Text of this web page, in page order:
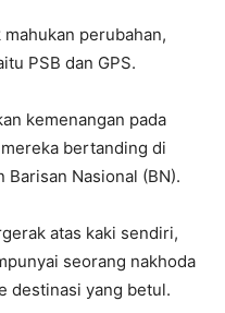
perubahan,
PSB dan GPS.
kemenangan pada
bertanding di
Nasional (BN).
atas kaki sendiri,
seorang nakhoda
destinasi yang betul.